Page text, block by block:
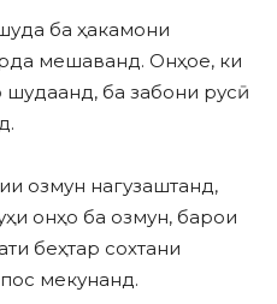
ба ҳакамони
мешаванд. Онҳое, ки
ба забони русӣ
озмун нагузаштанд,
онҳо ба озмун, барои
беҳтар сохтани
мекунанд.